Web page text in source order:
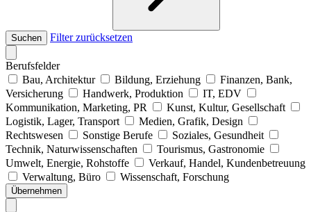
Suchen Filter zurücksetzen
Berufsfelder
Bau, Architektur
Bildung, Erziehung
Finanzen, Bank,
Versicherung
Handwerk, Produktion
IT, EDV
Kommunikation, Marketing, PR
Kunst, Kultur, Gesellschaft
Logistik, Lager, Transport
Medien, Grafik, Design
Rechtswesen
Sonstige Berufe
Soziales, Gesundheit
Technik, Naturwissenschaften
Tourismus, Gastronomie
Umwelt, Energie, Rohstoffe
Verkauf, Handel, Kundenbetreuung
Verwaltung, Büro
Wissenschaft, Forschung
Übernehmen